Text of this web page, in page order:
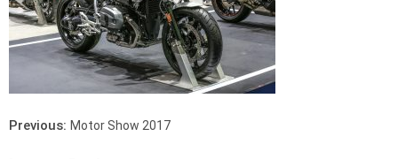
Previous: Motor Show 2017